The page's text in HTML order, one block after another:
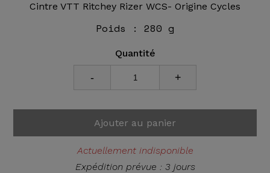
Cintre VTT Ritchey Rizer WCS- Origine Cycles
Poids : 280 g
Quantité
- +
Ajouter au panier
Actuellement indisponible
Expédition prévue : 3 jours